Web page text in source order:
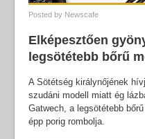
Posted by Newscafe
Elképesztően
legsötétebb bőrű
A Sötétség királynőjének
szudáni modell miatt ég
Gatwech, a legsötétebb
épp porig rombolja.